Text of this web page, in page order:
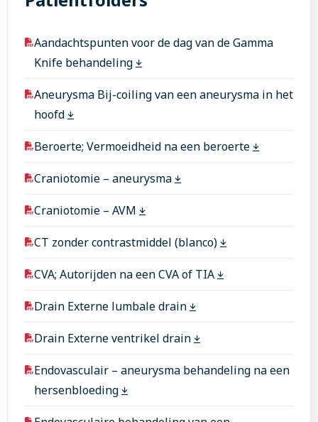
Aandachtspunten voor de dag van de Gamma
Knife behandeling
Aneurysma Bij-coiling van een aneurysma in het
hoofd
Beroerte; Vermoeidheid na een beroerte
Craniotomie – aneurysma
Craniotomie – AVM
CT zonder contrastmiddel (blanco)
CVA; Autorijden na een CVA of TIA
Drain Externe lumbale drain
Drain Externe ventrikel drain
Endovasculair – aneurysma behandeling na een
hersenbloeding